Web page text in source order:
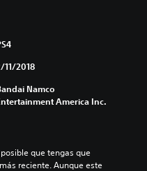
11/2018
Namco
America Inc.
que tengas que
reciente. Aunque este